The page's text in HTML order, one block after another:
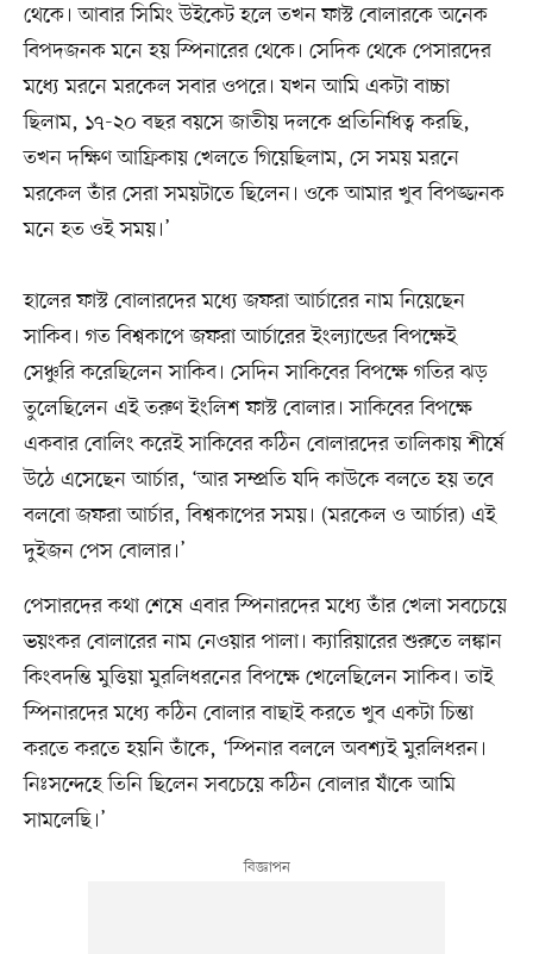
থেকে। আবার সিমিং উইকেট হলে তখন ফাস্ট বোলারকে অনেক
বিপদজনক মনে হয় স্পিনারের থেকে। সেদিক থেকে পেসারদের
মধ্যে মরনে মরকেল সবার ওপরে। যখন আমি একটা বাচ্চা
ছিলাম, ১৭-২০ বছর বয়সে জাতীয় দলকে প্রতিনিধিত্ব করছি,
তখন দক্ষিণ আফ্রিকায় খেলতে গিয়েছিলাম, সে সময় মরনে
মরকেল তাঁর সেরা সময়টাতে ছিলেন। ওকে আমার খুব বিপজ্জনক
মনে হত ওই সময়।’
হালের ফাস্ট বোলারদের মধ্যে জফরা আর্চারের নাম নিয়েছেন
সাকিব। গত বিশ্বকাপে জফরা আর্চারের ইংল্যান্ডের বিপক্ষেই
সেঞ্চুরি করেছিলেন সাকিব। সেদিন সাকিবের বিপক্ষে গতির ঝড়
তুলেছিলেন এই তরুণ ইংলিশ ফাস্ট বোলার। সাকিবের বিপক্ষে
একবার বোলিং করেই সাকিবের কঠিন বোলারদের তালিকায় শীর্ষে
উঠে এসেছেন আর্চার, ‘আর সম্প্রতি যদি কাউকে বলতে হয় তবে
বলবো জফরা আর্চার, বিশ্বকাপের সময়। (মরকেল ও আর্চার) এই
দুইজন পেস বোলার।’
পেসারদের কথা শেষে এবার স্পিনারদের মধ্যে তাঁর খেলা সবচেয়ে
ভয়ংকর বোলারের নাম নেওয়ার পালা। ক্যারিয়ারের শুরুতে লঙ্কান
কিংবদন্তি মুত্তিয়া মুরলিধরনের বিপক্ষে খেলেছিলেন সাকিব। তাই
স্পিনারদের মধ্যে কঠিন বোলার বাছাই করতে খুব একটা চিন্তা
করতে করতে হয়নি তাঁকে, ‘স্পিনার বললে অবশ্যই মুরলিধরন।
নিঃসন্দেহে তিনি ছিলেন সবচেয়ে কঠিন বোলার যাঁকে আমি
সামলেছি।’